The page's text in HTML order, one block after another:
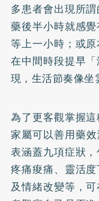
多患者會出現所
藥後半小時就感
等上一小時；或
在中間時段提早
現，生活節奏像坐
為了更客觀掌握
家屬可以善用藥
表涵蓋九項症狀，
疼痛痠痛、靈活
及情緒改變等，